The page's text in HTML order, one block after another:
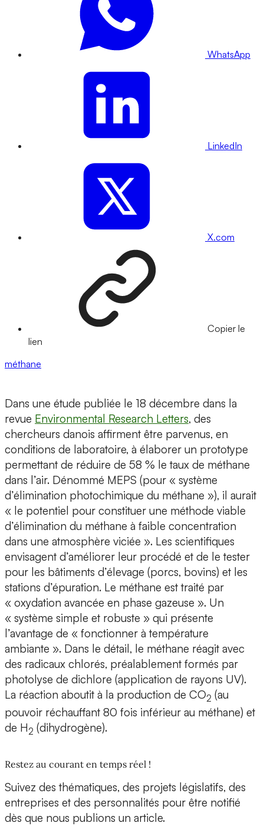
WhatsApp
LinkedIn
X.com
Copier le
lien
méthane
Dans une étude publiée le 18 décembre dans la
revue Environmental Research Letters, des
chercheurs danois affirment être parvenus, en
conditions de laboratoire, à élaborer un prototype
permettant de réduire de 58 % le taux de méthane
dans l’air. Dénommé MEPS (pour « système
d’élimination photochimique du méthane »), il aurait
« le potentiel pour constituer une méthode viable
d’élimination du méthane à faible concentration
dans une atmosphère viciée ». Les scientifiques
envisagent d’améliorer leur procédé et de le tester
pour les bâtiments d’élevage (porcs, bovins) et les
stations d’épuration. Le méthane est traité par
« oxydation avancée en phase gazeuse ». Un
« système simple et robuste » qui présente
l’avantage de « fonctionner à température
ambiante ». Dans le détail, le méthane réagit avec
des radicaux chlorés, préalablement formés par
photolyse de dichlore (application de rayons UV).
La réaction aboutit à la production de CO2 (au
pouvoir réchauffant 80 fois inférieur au méthane) et
de H2 (dihydrogène).
Restez au courant en temps réel !
Suivez des thématiques, des projets législatifs, des
entreprises et des personnalités pour être notifié
dès que nous publions un article.